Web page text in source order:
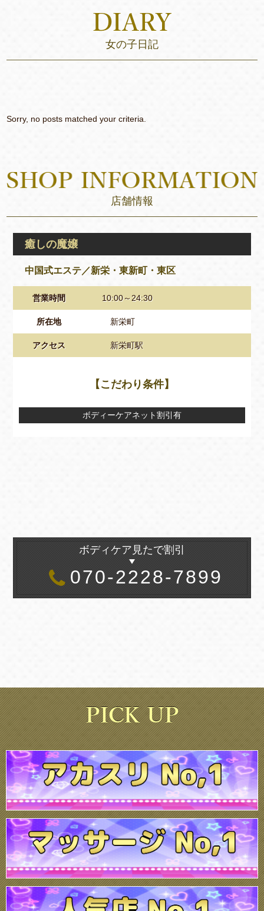
女の子日記
Sorry, no posts matched your criteria.
店舗情報
癒しの魔嬢
中国式エステ／新栄・東新町・東区
営業時間 10:00～24:30
所在地 新栄町
アクセス 新栄町駅
【こだわり条件】
ボディーケアネット割引有
ボディケア見たで割引
070-2228-7899